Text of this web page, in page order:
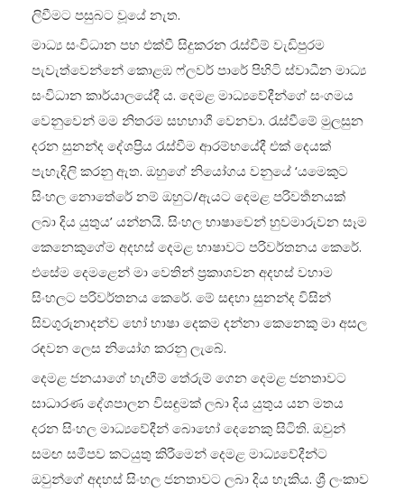
ලිවීමට පසුබට වූයේ නැත.
මාධ්‍ය සංවිධාන පහ එක්වී සිදුකරන රැස්වීම් වැඩිපුරම
පැවැත්වෙන්නේ කොළඹ ෆ්ලවර් පාරේ පිහිටි ස්වාධීන මාධ්‍ය
සංවිධාන කාර්යාලයේදී ය. දෙමළ මාධ්‍යවේදීන්ගේ සංගමය
වෙනුවෙන් මම නිතරම සහභාගී වෙනවා. රැස්වීමේ මුලසුන
දරන සුනන්ද දේශප්‍රිය රැස්වීම ආරම්භයේදී එක් දෙයක්
පැහැදිලි කරනු ඇත. ඔහුගේ නියෝගය වනුයේ ‘යමෙකුට
සිංහල නොතේරේ නම් ඔහුට/ඇයට දෙමළ පරිවර්‍තනයක්
ලබා දිය යුතුය’ යන්නයි. සිංහල භාෂාවෙන් හුවමාරුවන සෑම
කෙනෙකුගේම අදහස් දෙමළ භාෂාවට පරිවර්තනය කෙරේ.
එසේම දෙමළෙන් මා වෙතින් ප්‍රකාශවන අදහස් වහාම
සිංහලට පරිවර්තනය කෙරේ. මේ සඳහා සුනන්ද විසින්
සිවගුරුනාදන්ව හෝ භාෂා දෙකම දන්නා කෙනෙකු මා අසල
රඳවන ලෙස නියෝග කරනු ලැබේ.
දෙමළ ජනයාගේ හැඟීම් තේරුම් ගෙන දෙමළ ජනතාවට
සාධාරණ දේශපාලන විසඳුමක් ලබා දිය යුතුය යන මතය
දරන සිංහල මාධ්‍යවේදීන් බොහෝ දෙනෙකු සිටිති. ඔවුන්
සමඟ සමීපව කටයුතු කිරීමෙන් දෙමළ මාධ්‍යවේදීන්ට
ඔවුන්ගේ අදහස් සිංහල ජනතාවට ලබා දිය හැකිය. ශ්‍රී ලංකාව